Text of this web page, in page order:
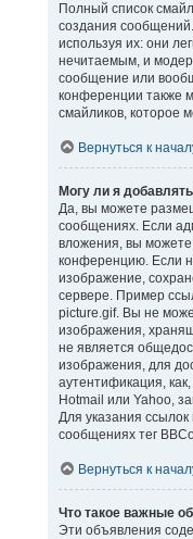
Полный список
создания
используя их: они
нечитаемым, и
сообщение или
конференции также
смайликов, которое
Вернуться к
Могу ли я
Да, вы можете
сообщениях. Если
вложения, вы можете
конференцию. Если
изображение,
сервере. Пример
picture.gif. Вы не
изображения,
не является
изображения, для
аутентификация,
Hotmail или Yahoo,
Для указания
сообщениях тег
Вернуться к
Что такое важные
Эти объявления